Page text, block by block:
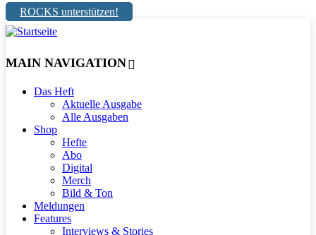
ROCKS unterstützen!
MAIN NAVIGATION
Das Heft
Aktuelle Ausgabe
Alle Ausgaben
Shop
Hefte
Abo
Digital
Merch
Bild & Ton
Meldungen
Features
Interviews & Stories